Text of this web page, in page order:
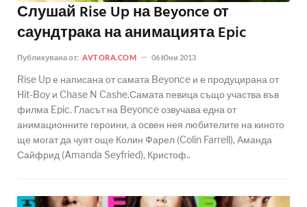
Слушай Rise Up на Beyonce от
саундтрака на анимацията Epic
Публикувана от: AVTORA.COM 06 Юни 2013
Rise Up е написана от самата Beyonce и е продуцирана от
Hit-Boy и Chase N Cashe.Самата певица също участва във
филма Epic. Гласът на Beyonce озвучава една от
анимационните героини, а освен нея любителите на киното
ще могат да чуят още Колин Фарел (Colin Farrell), Аманда
Сайфрид (Amanda Seyfried), Кристоф..